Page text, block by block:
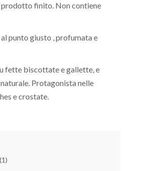
finito. Non contiene
punto giusto , profumata e
fette biscottate e gallette, e
Protagonista nelle
e crostate.
(1)